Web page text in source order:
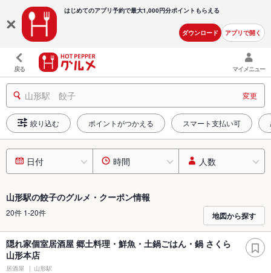
はじめてのアプリ予約で最大1,000円分ポイントもらえる
ダウンロード アプリで開く
戻る マイメニュー
山形駅 餃子 変更
絞り込む ポイントがつかえる スマート支払い可
日付 時間 人数
山形駅の餃子のグルメ・クーポン情報
20件 1-20件 地図から探す
隠れ家個室居酒屋 郷土料理・鮮魚・土鍋ごはん・鍋 さくら
山形本店
居酒屋 山形駅